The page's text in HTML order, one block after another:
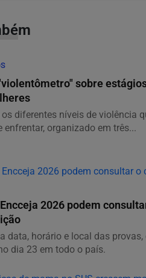
sobre
diferentes níveis de violência
enfrentar, organizado em três...
2026 podem
data, horário e local das provas,
dia 23 em todo o país.